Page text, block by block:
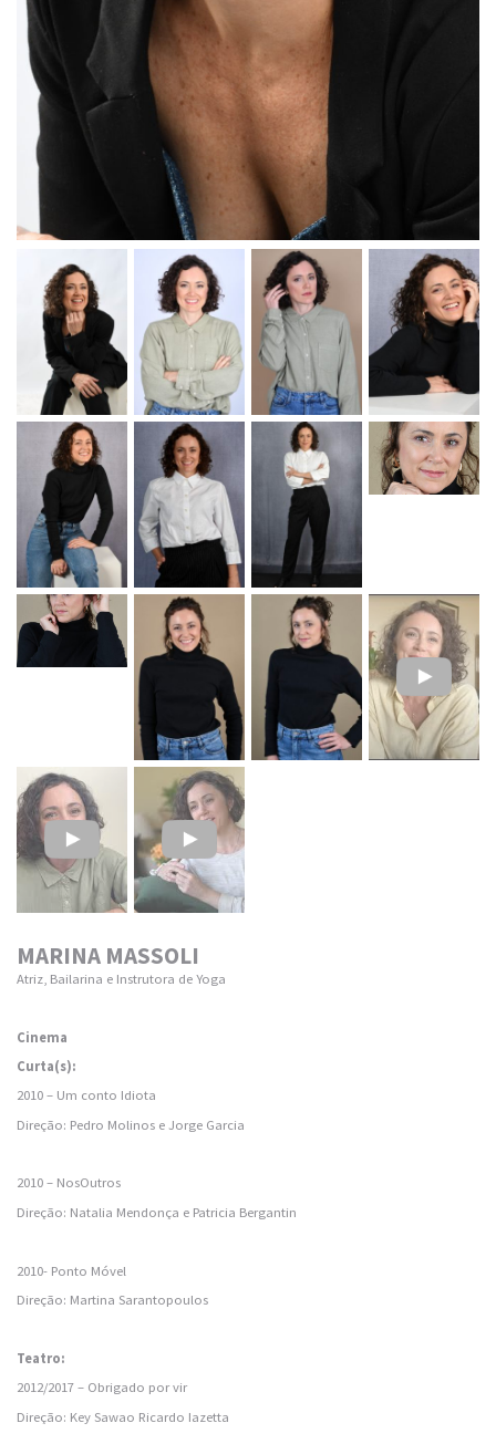
MARINA MASSOLI
Atriz, Bailarina e Instrutora de Yoga
Cinema
Curta(s):
2010 – Um conto Idiota
Direção: Pedro Molinos e Jorge Garcia
2010 – NosOutros
Direção: Natalia Mendonça e Patricia Bergantin
2010- Ponto Móvel
Direção: Martina Sarantopoulos
Teatro:
2012/2017 – Obrigado por vir
Direção: Key Sawao Ricardo Iazetta